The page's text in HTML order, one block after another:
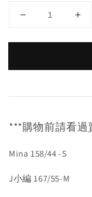
***購物前請看過
Mina 158/44 -S
J小編 167/55-M